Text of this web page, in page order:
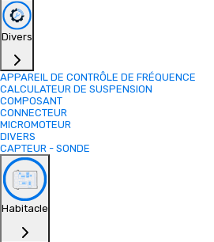
Divers
APPAREIL DE CONTRÔLE DE FRÉQUENCE
CALCULATEUR DE SUSPENSION
COMPOSANT
CONNECTEUR
MICROMOTEUR
DIVERS
CAPTEUR - SONDE
Habitacle